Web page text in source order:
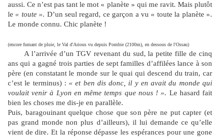
aussi. Ce n’est pas tant le mot « planète » qui me ravit. Mais plutôt
le « toute ». D’un seul regard, ce garçon a vu « toute la planète ».
Le monde connu. Chic planète !
(encore fumant de pluie, le Val d'Arious vu depuis Pombie (2100m), en dessous de l'Ossau)
A l’arrivée d’un TGV revenant du sud, la petite fille de cinq
ans qui a gagné trois parties de sept familles d’affilées lance à son
père (en constatant le monde sur le quai qui descend du train, car
c’est le terminus) : « et ben dis donc, il y en avait du monde qui
voulait venir à Lyon en même temps que nous ! ». Le hasard fait
bien les choses me dis-je en parallèle.
Puis, baragouinant quelque chose que son père ne put capter (et
pas grand monde non plus d’ailleurs), il lui demande ce qu’elle
vient de dire. Et la réponse dépasse les espérances pour une gone